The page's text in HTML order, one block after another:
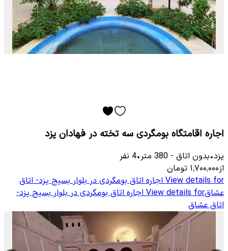
اجاره اقامتگاه بومگردی سه تخته در فهادان یزد
یزد•بدون اتاق -
380 متر•
4 نفر
از۱٬۷۰۰٬۰۰۰ تومان
View details for اجاره اتاق بومگردی در بلوار بسیج یزد- اتاق
عشاقView details for اجاره اتاق بومگردی در بلوار بسیج یزد-
اتاق عشاق